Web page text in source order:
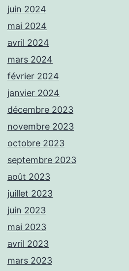
juin 2024
mai 2024
avril 2024
mars 2024
février 2024
janvier 2024
décembre 2023
novembre 2023
octobre 2023
septembre 2023
août 2023
juillet 2023
juin 2023
mai 2023
avril 2023
mars 2023